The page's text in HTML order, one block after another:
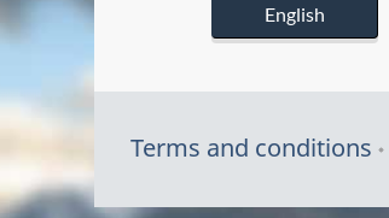
English
Terms and conditions